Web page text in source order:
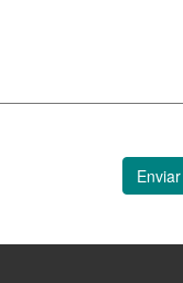
Enviar